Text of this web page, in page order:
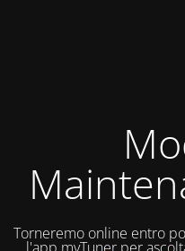
Torneremo online entro